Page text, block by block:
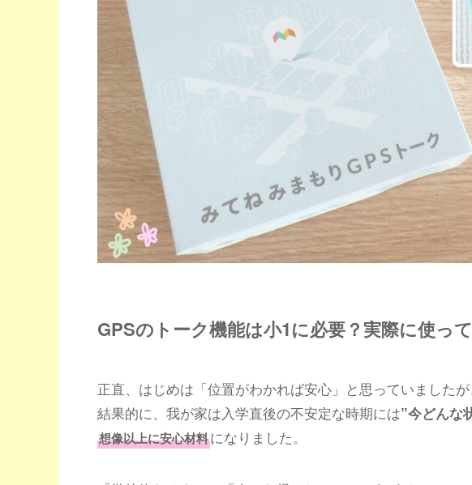
GPSのトーク機能は小1に必要？実際に使っ
正直、はじめは「位置がわかれば安心」と思っていましたが
結果的に、我が家は入学直後の不安定な時期には”今どんな
想像以上に安心材料になりました。